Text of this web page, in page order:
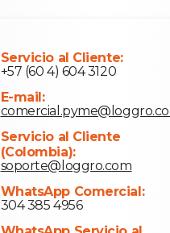
Servicio al Cliente:
+57 (60 4) 604 3120
E-mail:
Servicio al Cliente
(Colombia):
soporte@loggro.com
WhatsApp Comercial:
304 385 4956